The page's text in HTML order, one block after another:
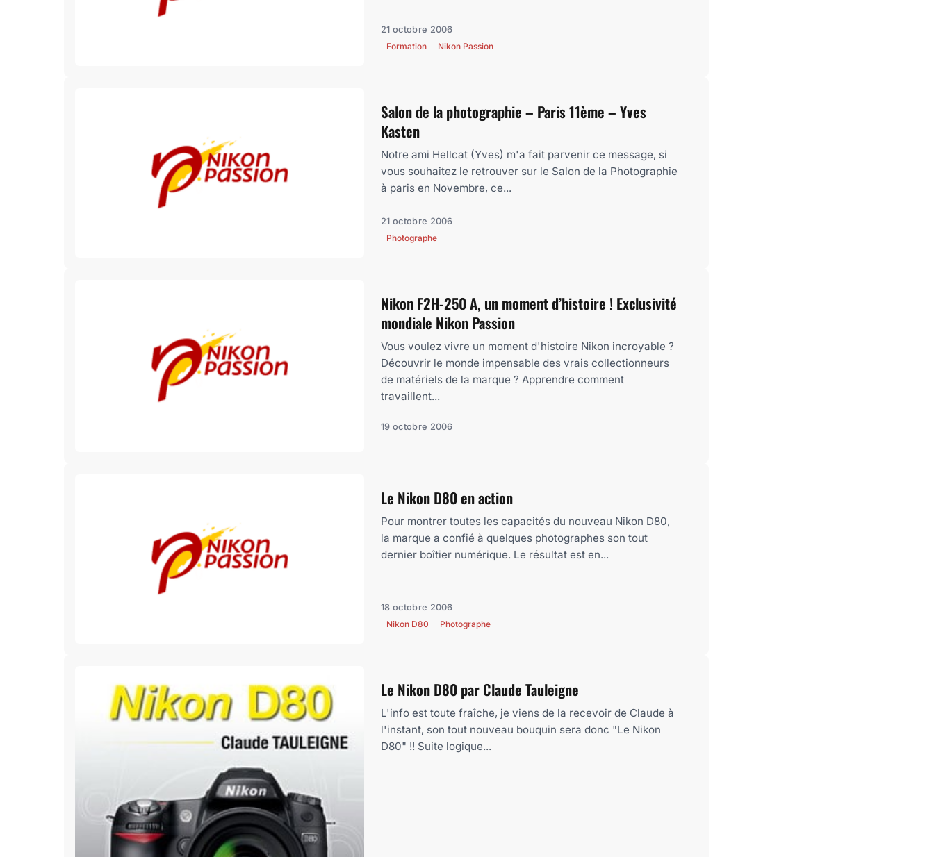
21 octobre 2006
Formation
Nikon Passion
Salon de la photographie – Paris 11ème – Yves
Kasten
Notre ami Hellcat (Yves) m'a fait parvenir ce message, si
vous souhaitez le retrouver sur le Salon de la Photographie
à paris en Novembre, ce...
21 octobre 2006
Photographe
Nikon F2H-250 A, un moment d’histoire ! Exclusivité
mondiale Nikon Passion
Vous voulez vivre un moment d'histoire Nikon incroyable ?
Découvrir le monde impensable des vrais collectionneurs
de matériels de la marque ? Apprendre comment
travaillent...
19 octobre 2006
Le Nikon D80 en action
Pour montrer toutes les capacités du nouveau Nikon D80,
la marque a confié à quelques photographes son tout
dernier boîtier numérique. Le résultat est en...
18 octobre 2006
Nikon D80
Photographe
Le Nikon D80 par Claude Tauleigne
L'info est toute fraîche, je viens de la recevoir de Claude à
l'instant, son tout nouveau bouquin sera donc "Le Nikon
D80" !! Suite logique...